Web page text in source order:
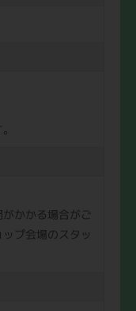
かかる場合がご
プ会場のスタッ